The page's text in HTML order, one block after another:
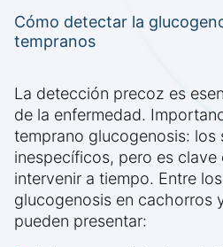
Cómo detectar la
tempranos
La detección precoz es
de la enfermedad.
temprano glucogenosis: los
inespecíficos, pero es clave
intervenir a tiempo. Entre
glucogenosis en cachorros
pueden presentar: